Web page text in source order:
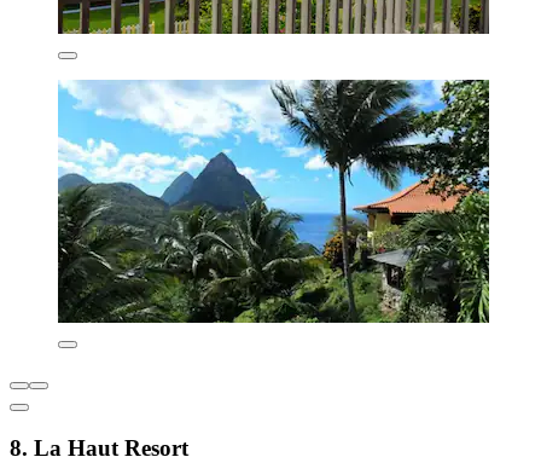
8. La Haut Resort